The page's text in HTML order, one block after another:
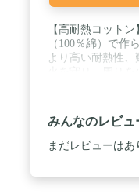
【高耐熱コット
（100％綿）で作
より高い耐熱性
けとほこりよけ
ンの高さは71cm
十分な高さと幅
ューグリル、焚き
います。防風の他
みんなのレビュ
まだレビューはあ